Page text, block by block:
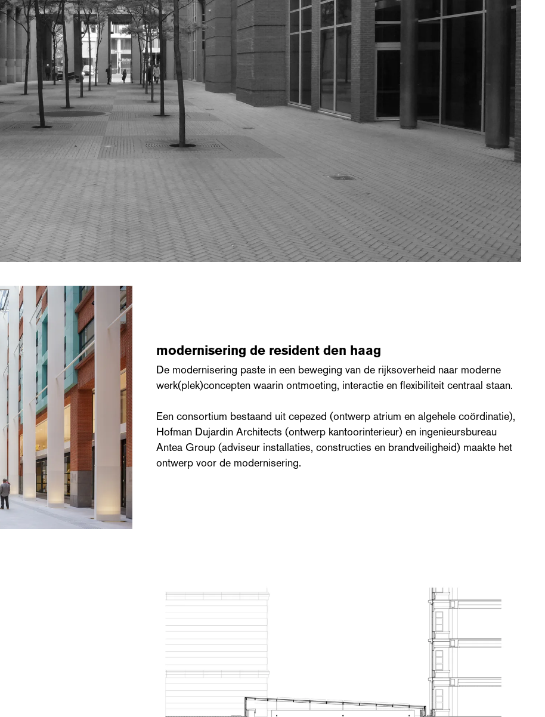
modernisering de resident den haag
De modernisering paste in een beweging van de rijksoverheid naar moderne
werk(plek)concepten waarin ontmoeting, interactie en flexibiliteit centraal staan.
Een consortium bestaand uit cepezed (ontwerp atrium en algehele coördinatie),
Hofman Dujardin Architects (ontwerp kantoorinterieur) en ingenieursbureau
Antea Group (adviseur installaties, constructies en brandveiligheid) maakte het
ontwerp voor de modernisering.